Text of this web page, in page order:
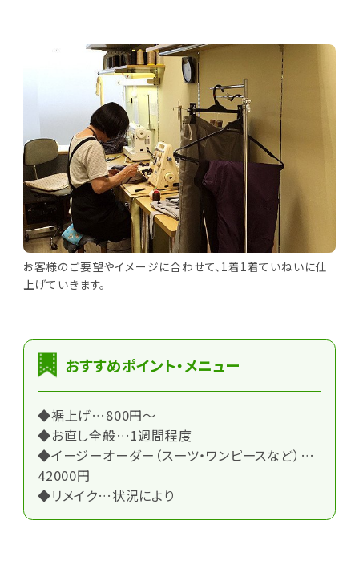
お客様のご要望やイメージに合わせて、1着1着ていねいに仕
上げていきます。
おすすめポイント・メニュー
◆裾上げ…800円～
◆お直し全般…1週間程度
◆イージーオーダー（スーツ・ワンピースなど）…
42000円
◆リメイク…状況により